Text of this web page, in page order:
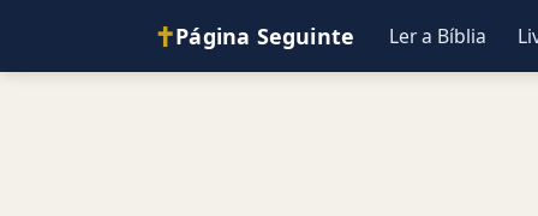
✝Página Seguinte Ler a Bíblia